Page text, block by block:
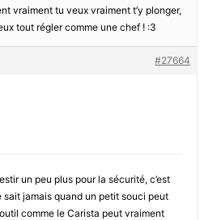
vraiment tu veux vraiment t’y plonger,
tout régler comme une chef ! :3
#27664
un peu plus pour la sécurité, c’est
sait jamais quand un petit souci peut
comme le Carista peut vraiment